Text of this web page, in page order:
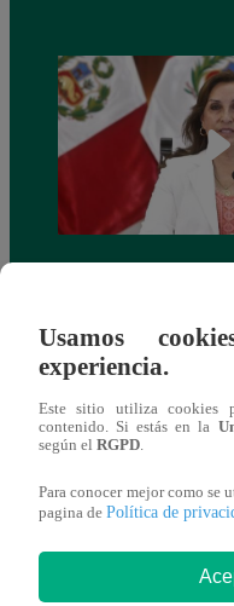
Usamos
experiencia.
Este sitio utiliza cookies
contenido. Si estás en la
según el RGPD
Para conocer mejor como se
pagina de Política de